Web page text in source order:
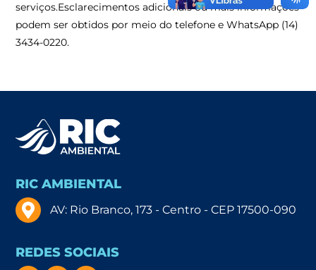
serviços.Esclarecimentos adicionais ou mais informações
podem ser obtidos por meio do telefone e WhatsApp (14)
3434-0220.
RIC AMBIENTAL
AV: Rio Branco, 173 - Centro - CEP 17500-090
REDES SOCIAIS